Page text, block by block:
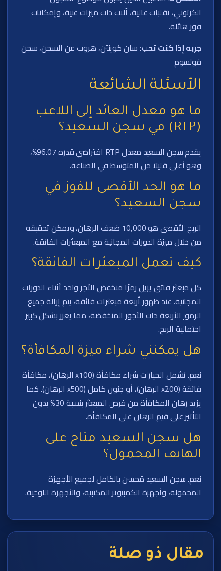
الكرتوني، تقلبات عالية، آلات ذات ميزات غنية، وإمكانات
فوز هائلة.
جربه إذا كنت تحب: سان كوينتن، هروب من السجن، سجن
فولسوم
الأسئلة الشائعة
ما هو معدل العائد إلى اللاعب
(RTP) في سجن السعيد؟
يقدم سجن السعيد معدل RTP افتراضي قدره 96.07%،
وهو أعلى قليلاً من المتوسط في الصناعة.
ما هو الحد الأقصى للفوز في
سجن السعيد؟
الربح الأقصى هو 10,000 ضعف الرهان، ويمكن تحقيقه
من خلال ميزة الدورات المجانية مع المبعثرات الفائقة.
كيف تعمل المبعثرات الفائقة؟
كل مبعثر فائق يزيل رمزًا منخفض الأجر واحد أثناء الدورات
المجانية. عند ظهور أربعة مبعثرات فائقة، يتم إزالة جميع
الرموز الأربعة ذات الأجور المنخفضة، مما يعزز بشكل كبير
احتمالية الربح.
هل يمكنني شراء ميزة المكافأة؟
نعم. تشمل الخيارات شراء مكافأة (x100 الرهان)، مكافأة
فائقة (x200 الرهان)، أو جنون كامل (x500 الرهان). كما
يزيد رهان المكافأة من فرص المبعثر بنسبة 30% بدون
التأثير على قيم الرهان على المكافأة.
هل سجن السعيد متاح على
الهاتف المحمول؟
نعم. سجن السعيد مُحسن بالكامل لجميع الأجهزة
المحمولة، وأجهزة الكمبيوتر المكتبية، والأجهزة اللوحية.
مقال ذو صلة